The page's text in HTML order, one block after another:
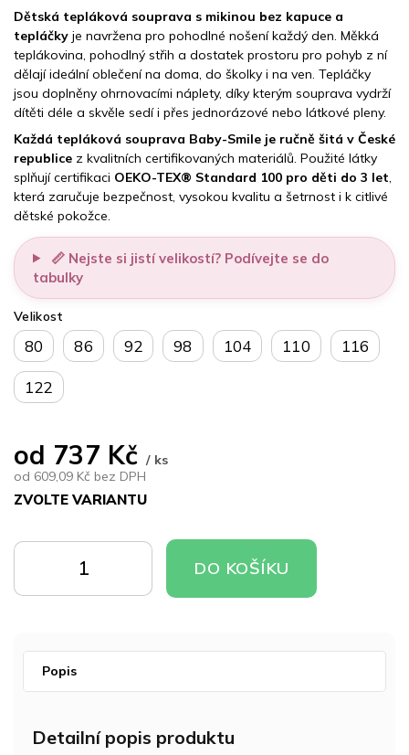
od 737 Kč / ks
od 609,09 Kč bez DPH
ZVOLTE VARIANTU
cena:
Velikost
80 86 92 98 104 110 116
122
KOŠÍKU
KOŠÍKU
DO KOŠÍKU
Dětská tepláková souprava s mikinou bez kapuce a
tepláčky je navržena pro pohodlné nošení každý den. Měkká
teplákovina, pohodlný střih a dostatek prostoru pro pohyb z ní
dělají ideální oblečení na doma, do školky i na ven. Tepláčky
jsou doplněny ohrnovacími náplety, díky kterým souprava vydrží
dítěti déle a skvěle sedí i přes jednorázové nebo látkové pleny.
Každá tepláková souprava Baby-Smile je ručně šitá v České
republice z kvalitních certifikovaných materiálů. Použité látky
splňují certifikaci OEKO-TEX® Standard 100 pro děti do 3 let
která zaručuje bezpečnost, vysokou kvalitu a šetrnost i k citlivé
dětské pokožce.
📏 Nejste si jistí velikostí? Podívejte se do
tabulky
Popis
Detailní popis produktu